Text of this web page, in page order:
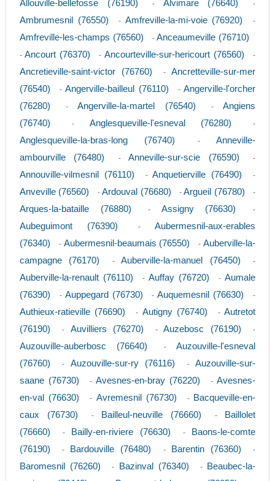
Allouville-bellefosse (76190) - Alvimare (76640) -
Ambrumesnil (76550) - Amfreville-la-mi-voie (76920) -
Amfreville-les-champs (76560) -Anceaumeville (76710)
-Ancourt (76370) -Ancourteville-sur-hericourt (76560) -
Ancretieville-saint-victor (76760) -Ancretteville-sur-mer
(76540)
-Angerville-bailleul (76110) -Angerville-l'orcher
(76280)
-Angerville-la-martel (76540) -Angiens
(76740)
- Anglesqueville-l'esneval (76280) -
Anglesqueville-la-bras-long (76740) -Anneville-
ambourville (76480)
-Anneville-sur-scie (76590) -
Annouville-vilmesnil (76110) -Anquetierville (76490) -
Anveville (76560) -Ardouval (76680) -Argueil (76780) -
Arques-la-bataille (76880) - Assigny (76630) -
Aubeguimont (76390) -Aubermesnil-aux-erables
(76340)
- Aubermesnil-beaumais (76550) -Auberville-la-
campagne (76170)
-Auberville-la-manuel (76450) -
Auberville-la-renault (76110) - Auffay (76720) -Aumale
(76390)
- Auppegard (76730) -Auquemesnil (76630) -
Authieux-ratieville (76690) - Autigny (76740) -Autretot
(76190)
- Auvilliers (76270) -Auzebosc (76190) -
Auzouville-auberbosc (76640) -Auzouville-l'esneval
(76760)
- Auzouville-sur-ry (76116) -Auzouville-sur-
saane (76730)
-Avesnes-en-bray (76220) -Avesnes-
en-val (76630)
- Avremesnil (76730) - Bacqueville-en-
caux (76730)
- Bailleul-neuville (76660) -
Baillolet
(76660)
- Bailly-en-riviere (76630) -
Baons-le-comte
(76190)
- Bardouville (76480) - Barentin (76360) -
Baromesnil (76260) - Bazinval (76340) -
Beaubec-la-